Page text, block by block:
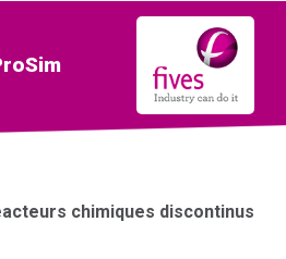
chimiques discontinus